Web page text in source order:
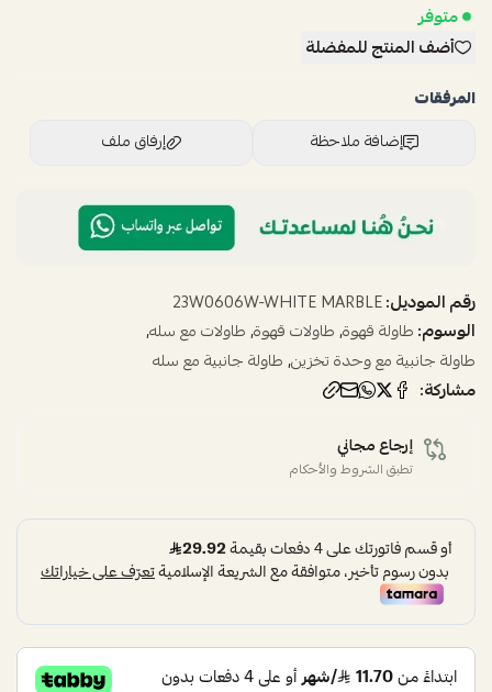
متوفر
أضف المنتج للمفضلة
المرفقات
إضافة ملاحظة
إرفاق ملف
اسحب و افلت الملف هنا
رقم الموديل:23W0606W-WHITE MARBLE
الوسوم:طاولة قهوة,طاولات قهوة,طاولات مع سله,
طاولة جانبية مع وحدة تخزين,طاولة جانبية مع سله
مشاركة:
إرجاع مجاني
تطبق الشروط والأحكام